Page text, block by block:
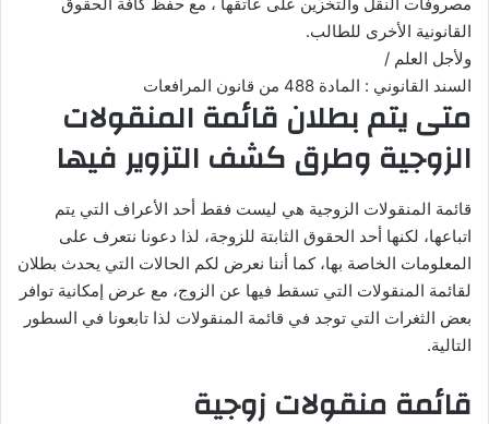
القانونية الأخرى للطالب.
ولأجل العلم /
السند القانوني : المادة 488 من قانون المرافعات
متى يتم بطلان قائمة المنقولات
الزوجية وطرق كشف التزوير فيها
قائمة المنقولات الزوجية هي ليست فقط أحد الأعراف التي يتم
اتباعها، لكنها أحد الحقوق الثابتة للزوجة، لذا دعونا نتعرف على
المعلومات الخاصة بها، كما أننا نعرض لكم الحالات التي يحدث بطلان
لقائمة المنقولات التي تسقط فيها عن الزوج، مع عرض إمكانية توافر
بعض الثغرات التي توجد في قائمة المنقولات لذا تابعونا في السطور
التالية.
قائمة منقولات زوجية